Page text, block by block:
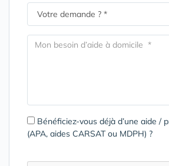
Bénéficiez-vous déjà d’une aide /
(APA, aides CARSAT ou MDPH) ?